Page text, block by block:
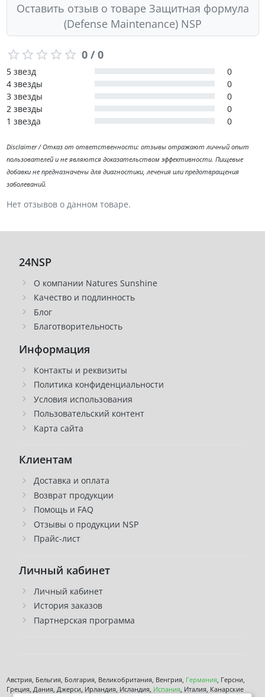
Оставить отзыв о товаре Защитная формула
(Defense Maintenance) NSP
0 / 0
5 звезд
0
4 звезды
0
3 звезды
0
2 звезды
0
1 звезда
0
Disclaimer / Отказ от ответственности: отзывы отражают личный опыт
пользователей и не являются доказательством эффективности. Пищевые
добавки не предназначены для диагностики, лечения или предотвращения
заболеваний.
Нет отзывов о данном товаре.
24NSP
О компании Natures Sunshine
Качество и подлинность
Блог
Благотворительность
Информация
Контакты и реквизиты
Политика конфиденциальности
Условия использования
Пользовательский контент
Карта сайта
Клиентам
Доставка и оплата
Возврат продукции
Помощь и FAQ
Отзывы о продукции NSP
Прайс-лист
Личный кабинет
Личный кабинет
История заказов
Партнерская программа
Австрия, Бельгия, Болгария, Великобритания, Венгрия, Германия, Герсни,
Греция, Дания, Джерси, Ирландия, Исландия, Испания, Италия, Канарские